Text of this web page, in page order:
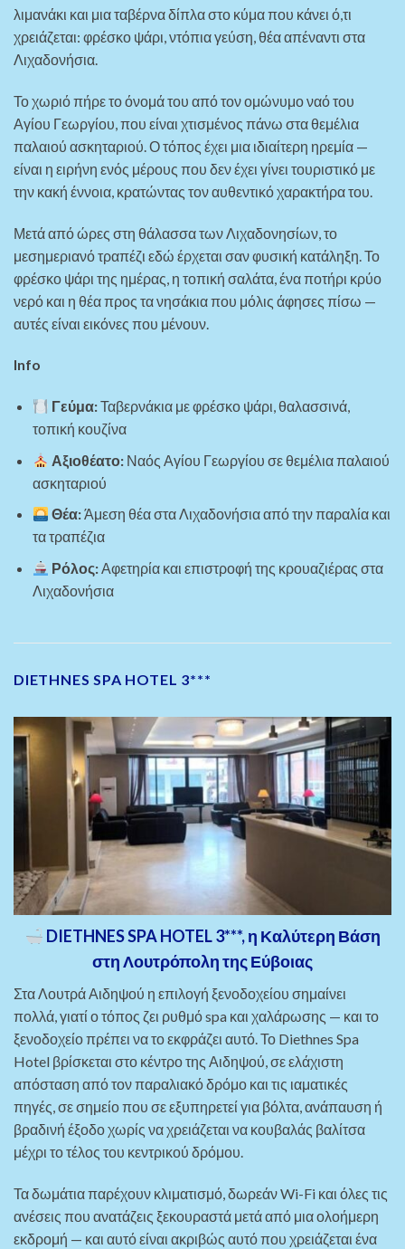
λιμανάκι και μια ταβέρνα δίπλα στο κύμα που κάνει ό,τι
χρειάζεται: φρέσκο ψάρι, ντόπια γεύση, θέα απέναντι στα
Λιχαδονήσια.
Το χωριό πήρε το όνομά του από τον ομώνυμο ναό του
Αγίου Γεωργίου, που είναι χτισμένος πάνω στα θεμέλια
παλαιού ασκηταριού. Ο τόπος έχει μια ιδιαίτερη ηρεμία —
είναι η ειρήνη ενός μέρους που δεν έχει γίνει τουριστικό με
την κακή έννοια, κρατώντας τον αυθεντικό χαρακτήρα του.
Μετά από ώρες στη θάλασσα των Λιχαδονησίων, το
μεσημεριανό τραπέζι εδώ έρχεται σαν φυσική κατάληξη. Το
φρέσκο ψάρι της ημέρας, η τοπική σαλάτα, ένα ποτήρι κρύο
νερό και η θέα προς τα νησάκια που μόλις άφησες πίσω —
αυτές είναι εικόνες που μένουν.
Info
Γεύμα:Ταβερνάκια με φρέσκο ψάρι, θαλασσινά,
τοπική κουζίνα
Αξιοθέατο: Ναός Αγίου Γεωργίου σε θεμέλια παλαιού
ασκηταριού
Θέα:Άμεση θέα στα Λιχαδονήσια από την παραλία και
τα τραπέζια
Ρόλος:Αφετηρία και επιστροφή της κρουαζιέρας στα
Λιχαδονήσια
DIETHNES SPA HOTEL 3***
DIETHNESSPAHOTEL3***, η Καλύτερη Βάση
στη Λουτρόπολη της Εύβοιας
Στα Λουτρά Αιδηψού η επιλογή ξενοδοχείου σημαίνει
πολλά, γιατί ο τόπος ζει ρυθμό spa και χαλάρωσης — και το
ξενοδοχείο πρέπει να το εκφράζει αυτό. Το Diethnes Spa
Hotel βρίσκεται στο κέντρο της Αιδηψού, σε ελάχιστη
απόσταση από τον παραλιακό δρόμο και τις ιαματικές
πηγές, σε σημείο που σε εξυπηρετεί για βόλτα, ανάπαυση ή
βραδινή έξοδο χωρίς να χρειάζεται να κουβαλάς βαλίτσα
μέχρι το τέλος του κεντρικού δρόμου.
Τα δωμάτια παρέχουν κλιματισμό, δωρεάν Wi-Fi και όλες τις
ανέσεις που ανατάζεις ξεκουραστά μετά από μια ολοήμερη
εκδρομή — και αυτό είναι ακριβώς αυτό που χρειάζεται ένα